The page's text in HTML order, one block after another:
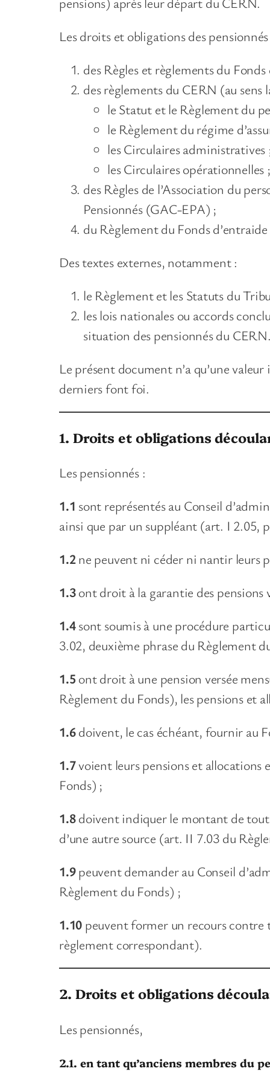
Les droits et obligations des
des Règles et règlements du
des règlements du CERN (au sens
le Statut et le Règlement du
le Règlement du régime
les Circulaires administratives
les Circulaires opérationnelles ;
des Règles de l’Association du
Pensionnés (GAC-EPA) ;
du Règlement du Fonds
Des textes externes, notamment :
le Règlement et les Statuts du
les lois nationales ou accords
situation des pensionnés du
Le présent document n’a qu’une
derniers font foi.
1. Droits et obligations
Les pensionnés :
1.1 sont représentés au Conseil
ainsi que par un suppléant (art. I 2.05,
1.2ne peuvent ni céder ni nantir leurs
1.3ont droit à la garantie des pensions
1.4sont soumis à une procédure
3.02, deuxième phrase du Règlement
1.5 ont droit à une pension versée
Règlement du Fonds), les pensions et
1.6doivent, le cas échéant, fournir au
1.7voient leurs pensions et allocations
Fonds) ;
1.8doivent indiquer le montant de tout
d’une autre source (art. II 7.03 du
1.9peuvent demander au Conseil
Règlement du Fonds) ;
1.10 peuvent former un recours
règlement correspondant).
2. Droits et obligations
Les pensionnés,
2.1. en tant qu’anciens membres du